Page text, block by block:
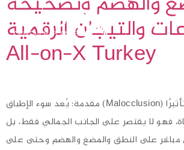
والتيجان الرقمية |
All-on-X Turkey
مقدمة: يُعد سوء الإطباق (Malocclusion) من أكثر مشاكل الفم تأثيرًا
فهو لا يقتصر على الجانب الجمالي فقط، بل
مباشر على النطق والمضغ والهضم وحتى على